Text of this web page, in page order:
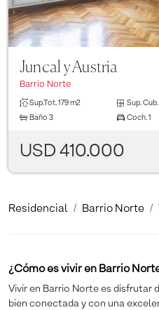
Juncal y Austria
Barrio Norte
Sup.Tot. 179 m2 Sup. Cub.
Baño 3 Coch. 1
USD 410.000
Residencial Barrio Norte
¿Cómo es vivir en Barrio
Vivir en Barrio Norte es disfrutar
bien conectada y con una